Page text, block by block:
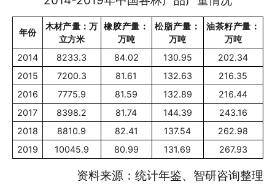
年份
木材产量：万
立方米
橡胶产量：
万吨
松脂产量：
万吨
油茶籽产量：
万吨
2014
8233.3 84.02 130.95
202.34
2015
7200.3 81.61 132.63
216.35
2016
7775.9 81.59 132.89
216.44
2017
8398.2 81.74 144.39
243.16
2018
8810.9 82.41 137.54
262.98
2019
10045.9 80.99 131.69 267.93
资料来源：统计年鉴、智研咨询整理